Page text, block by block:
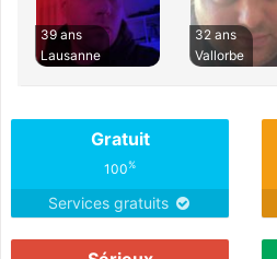
39 ans
Lausanne
32 ans
Vallorbe
Gratuit
100%
Services gratuits